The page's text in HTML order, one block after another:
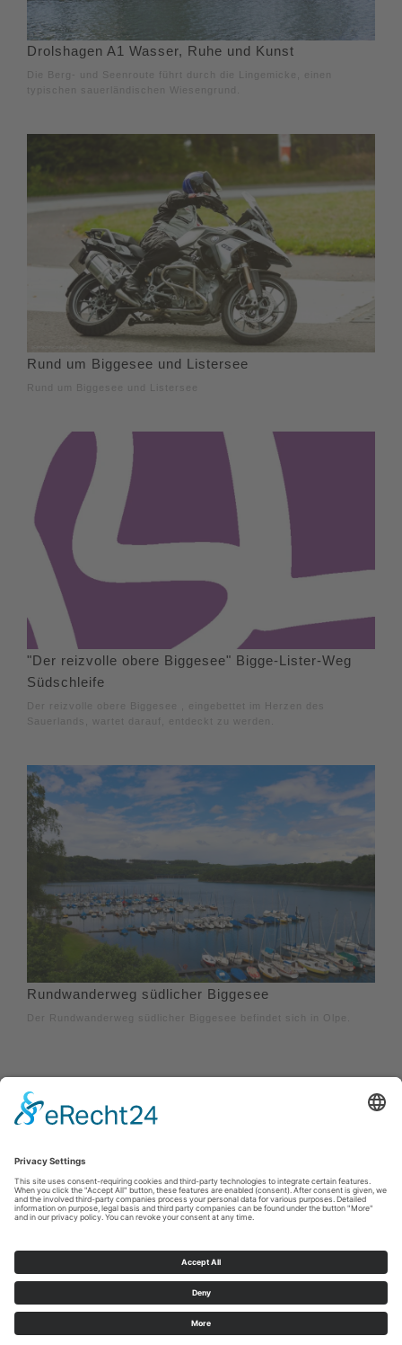
Drolshagen A1 Wasser, Ruhe und Kunst
Die Berg- und Seenroute führt durch die Lingemicke, einen
typischen sauerländischen Wiesengrund.
Rund um Biggesee und Listersee
Rund um Biggesee und Listersee
"Der reizvolle obere Biggesee" Bigge-Lister-Weg
Südschleife
Der reizvolle obere Biggesee , eingebettet im Herzen des
Sauerlands, wartet darauf, entdeckt zu werden.
Rundwanderweg südlicher Biggesee
Der Rundwanderweg südlicher Biggesee befindet sich in Olpe.
Afdruk|Privacybeleid|Verklaring van toegankelijkheid|Neem
contact met ons op
E: info@sauerland.com
Cookie-Einstellungen